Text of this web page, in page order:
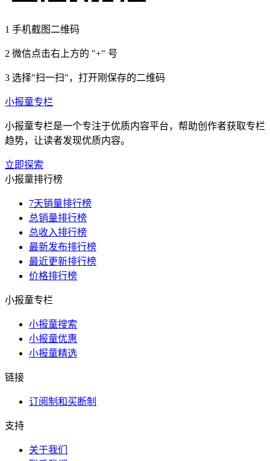
1 手机截图二维码
2 微信点击右上方的 "+" 号
3 选择"扫一扫"，打开刚保存的二维码
小报童专栏
小报童专栏是一个专注于优质内容平台，帮助创作者获取专栏
趋势，让读者发现优质内容。
立即探索
小报童排行榜
7天销量排行榜
总销量排行榜
总收入排行榜
最新发布排行榜
最近更新排行榜
价格排行榜
小报童专栏
小报童搜索
小报童优惠
小报童精选
链接
订阅制和买断制
支持
关于我们